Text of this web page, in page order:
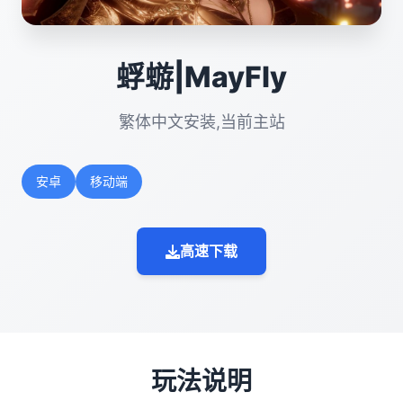
蜉蝣|MayFly
繁体中文安装,当前主站
安卓 移动端
高速下载
玩法说明